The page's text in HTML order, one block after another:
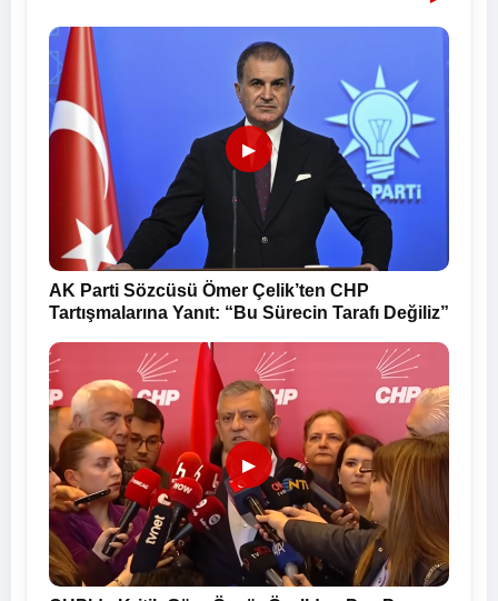
▶
AK Parti Sözcüsü Ömer Çelik’ten CHP
Tartışmalarına Yanıt: “Bu Sürecin Tarafı Değiliz”
▶